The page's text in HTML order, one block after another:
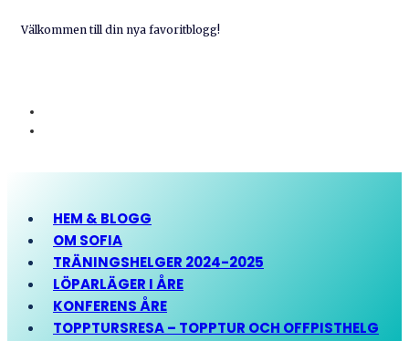
Välkommen till din nya favoritblogg!
HEM & BLOGG
OM SOFIA
TRÄNINGSHELGER 2024-2025
LÖPARLÄGER I ÅRE
KONFERENS ÅRE
TOPPTURSRESA – TOPPTUR OCH OFFPISTHELG